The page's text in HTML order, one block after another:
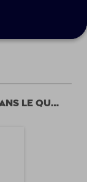
Découvrez d’autres biens dans le quartier